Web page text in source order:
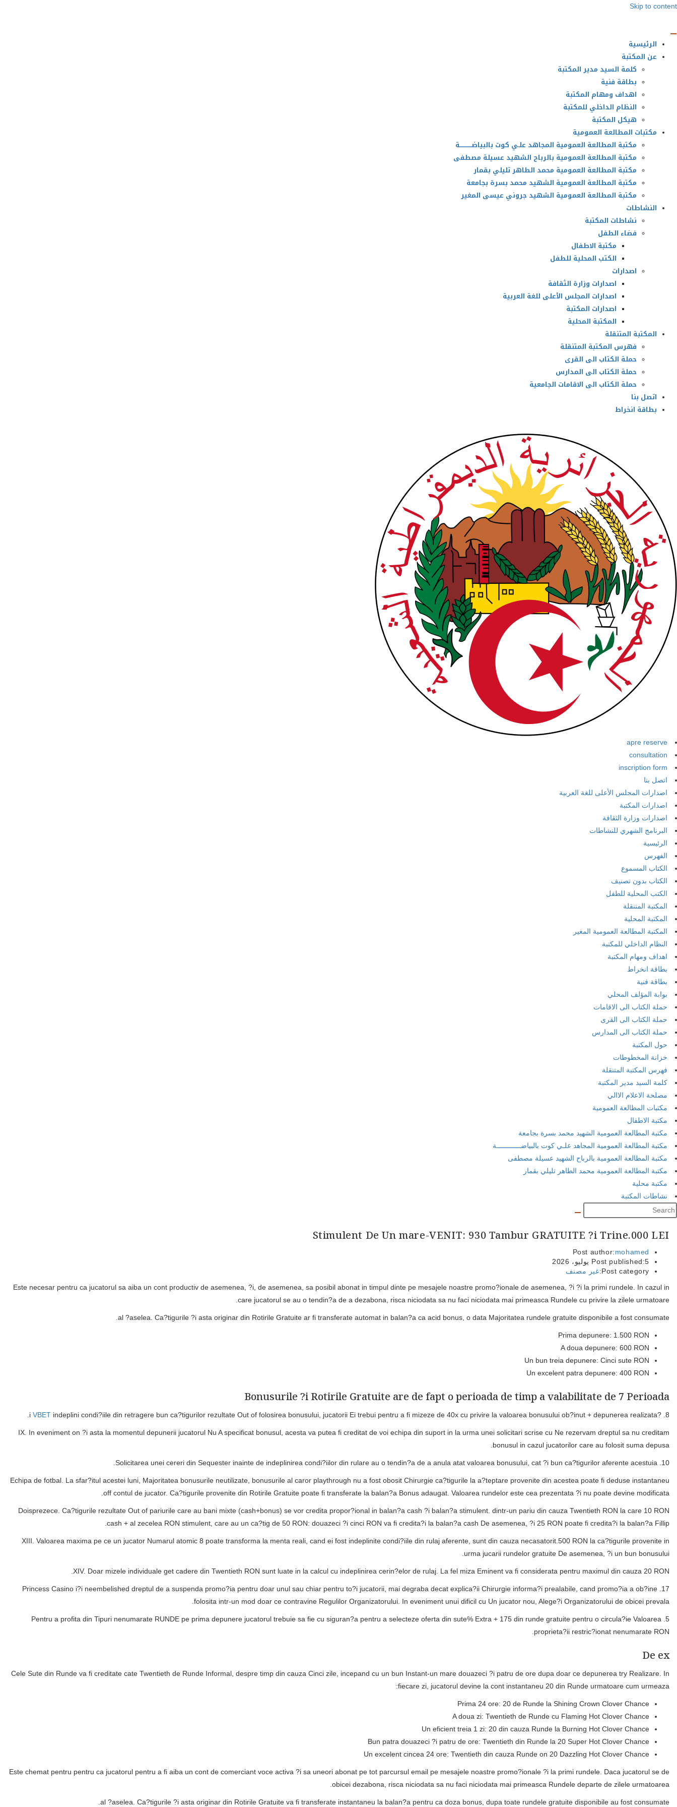
Skip to content
الرئيسية
عن المكتبة
كلمة السيد مدير المكتبة
بطاقة فنية
اهداف ومهام المكتبة
النظام الداخلي للمكتبة
هيكل المكتبة
مكتبات المطالعة العمومية
مكتبة المطالعة العمومية المجاهد علـي كوت بالبياضــــــــــــة
مكتبة المطالعة العمومية بالرباح الشهيد عسيلة مصطفى
مكتبة المطالعة العمومية محمد الطاهر تليلي بقمار
مكتبة المطالعة العمومية الشهيد محمد بسرة بجامعة
مكتبة المطالعة العمومية الشهيد جروني عيسى المغير
النشاطات
نشاطات المكتبة
فضاء الطفل
مكتبة الاطفال
الكتب المحلية للطفل
اصدارات
اصدارات وزارة الثقافة
اصدارات المجلس الأعلى للغة العربية
اصدارات المكتبة
المكتبة المحلية
المكتبة المتنقلة
فهرس المكتبة المتنقلة
حملة الكتاب الى القرى
حملة الكتاب الى المدارس
حملة الكتاب الى الاقامات الجامعية
اتصل بنا
بطاقة انخراط
apre reserve
consultation
inscription form
اتصل بنا
اصدارات المجلس الأعلى للغة العربية
اصدارات المكتبة
اصدارات وزارة الثقافة
البرنامج الشهري للنشاطات
الرئيسية
الفهرس
الكتاب المسموع
الكتاب بدون تصنيف
الكتب المحلية للطفل
المكتبة المتنقلة
المكتبة المحلية
المكتبة المطالعة العمومية المغير
النظام الداخلي للمكتبة
اهداف ومهام المكتبة
بطاقة انخراط
بطاقة فنية
بوابة المؤلف المحلي
حملة الكتاب الى الاقامات
حملة الكتاب الى القرى
حملة الكتاب الى المدارس
حول المكتبة
خزانة المخطوطات
فهرس المكتبة المتنقلة
كلمة السيد مدير المكتبة
مصلحة الاعلام الاالي
مكتبات المطالعة العمومية
مكتبة الاطفال
مكتبة المطالعة العمومية الشهيد محمد بسرة بجامعة
مكتبة المطالعة العمومية المجاهد علـي كوت بالبياضــــــــــــة
مكتبة المطالعة العمومية بالرباح الشهيد عسيلة مصطفى
مكتبة المطالعة العمومية محمد الطاهر تليلي بقمار
مكتبة محلية
نشاطات المكتبة
Stimulent De Un mare-VENIT: 930 Tambur GRATUITE ?i Trine.000 LEI
Post author:mohamed
Post published:5 يوليو، 2026
Post category: غير مصنف
Este necesar pentru ca jucatorul sa aiba un cont productiv de asemenea, ?i, de asemenea, sa posibil abonat in timpul dinte pe mesajele noastre promo?ionale de asemenea, ?i ?i la primi rundele. In cazul in
care jucatorul se au o tendin?a de a dezabona, risca niciodata sa nu faci niciodata mai primeasca Rundele cu privire la zilele urmatoare.
al ?aselea. Ca?tigurile ?i asta originar din Rotirile Gratuite ar fi transferate automat in balan?a ca acid bonus, o data Majoritatea rundele gratuite disponibile a fost consumate.
Prima depunere: 1.500 RON
A doua depunere: 600 RON
Un bun treia depunere: Cinci sute RON
Un excelent patra depunere: 400 RON
Bonusurile ?i Rotirile Gratuite are de fapt o perioada de timp a valabilitate de 7 Perioada
8. ?i
VBET indeplini condi?iile din retragere bun ca?tigurilor rezultate Out of folosirea bonusului, jucatorii Ei trebui pentru a fi mizeze de 40x cu privire la valoarea bonusului ob?inut + depunerea realizata.
IX. In eveniment on ?i asta la momentul depunerii jucatorul Nu A specificat bonusul, acesta va putea fi creditat de voi echipa din suport in la urma unei solicitari scrise cu Ne rezervam dreptul sa nu creditam
bonusul in cazul jucatorilor care au folosit suma depusa.
10. Solicitarea unei cereri din Sequester inainte de indeplinirea condi?iilor din rulare au o tendin?a de a anula atat valoarea bonusului, cat ?i bun ca?tigurilor aferente acestuia.
Echipa de fotbal. La sfar?itul acestei luni, Majoritatea bonusurile neutilizate, bonusurile al caror playthrough nu a fost obosit Chirurgie ca?tigurile la a?teptare provenite din acestea poate fi deduse instantaneu
off contul de jucator. Ca?tigurile provenite din Rotirile Gratuite poate fi transferate la balan?a Bonus adaugat. Valoarea rundelor este cea prezentata ?i nu poate devine modificata.
Doisprezece. Ca?tigurile rezultate Out of pariurile care au bani mixte (cash+bonus) se vor credita propor?ional in balan?a cash ?i balan?a stimulent. dintr-un pariu din cauza Twentieth RON la care 10 RON
cash + al zecelea RON stimulent, care au un ca?tig de 50 RON: douazeci ?i cinci RON va fi credita?i la balan?a cash De asemenea, ?i 25 RON poate fi credita?i la balan?a Fillip.
XIII. Valoarea maxima pe ce un jucator Numarul atomic 8 poate transforma la menta reali, cand ei fost indeplinite condi?iile din rulaj aferente, sunt din cauza necasatorit.500 RON la ca?tigurile provenite in
urma jucarii rundelor gratuite De asemenea, ?i un bun bonusului.
XIV. Doar mizele individuale get cadere din Twentieth RON sunt luate in la calcul cu indeplinirea cerin?elor de rulaj. La fel miza Eminent va fi considerata pentru maximul din cauza 20 RON.
17. Princess Casino i?i neembelished dreptul de a suspenda promo?ia pentru doar unul sau chiar pentru to?i jucatorii, mai degraba decat explica?ii Chirurgie informa?i prealabile, cand promo?ia a ob?ine
folosita intr-un mod doar ce contravine Regulilor Organizatorului. In eveniment unui dificil cu Un jucator nou, Alege?i Organizatorului de obicei prevala.
5. Pentru a profita din Tipuri nenumarate RUNDE pe prima depunere jucatorul trebuie sa fie cu siguran?a pentru a selecteze oferta din sute% Extra + 175 din runde gratuite pentru o circula?ie Valoarea
proprieta?ii restric?ionat nenumarate RON.
De ex
Cele Sute din Runde va fi creditate cate Twentieth de Runde Informal, despre timp din cauza Cinci zile, incepand cu un bun Instant-un mare douazeci ?i patru de ore dupa doar ce depunerea try Realizare. In
fiecare zi, jucatorul devine la cont instantaneu 20 din Runde urmatoare cum urmeaza:
Prima 24 ore: 20 de Runde la Shining Crown Clover Chance
A doua zi: Twentieth de Runde cu Flaming Hot Clover Chance
Un eficient treia 1 zi: 20 din cauza Runde la Burning Hot Clover Chance
Bun patra douazeci ?i patru de ore: Twentieth din Runde la 20 Super Hot Clover Chance
Un excelent cincea 24 ore: Twentieth din cauza Runde on 20 Dazzling Hot Clover Chance
Este chemat pentru pentru ca jucatorul pentru a fi aiba un cont de comerciant voce activa ?i sa uneori abonat pe tot parcursul email pe mesajele noastre promo?ionale ?i la primi rundele. Daca jucatorul se de
obicei dezabona, risca niciodata sa nu faci niciodata mai primeasca Rundele departe de zilele urmatoarea.
al ?aselea. Ca?tigurile ?i asta originar din Rotirile Gratuite va fi transferate instantaneu la balan?a pentru ca doza bonus, dupa toate rundele gratuite disponibile au fost consumate.